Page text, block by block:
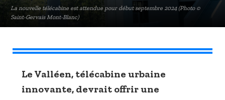
La nouvelle télécabine est attendue pour début septembre 2024 (Photo ©
Saint-Gervais Mont-Blanc)
Le Valléen, télécabine urbaine
innovante, devrait offrir une